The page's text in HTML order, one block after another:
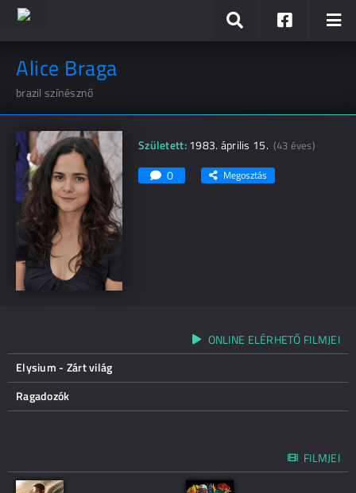
Alice Braga
brazil színésznő
Született:1983. április 15.(43 éves)
0 Megosztás
ONLINE ELÉRHETŐ FILMJEI
Elysium - Zárt világ
Ragadozók
FILMJEI